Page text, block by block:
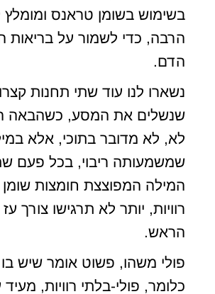
בשימוש בשומן טראנס ומומלץ
הרבה, כדי לשמור על בריאות
הדם.
נשארו לנו עוד שתי תחנות
שנשלים את המסע, כשהבאה
לא, לא מדובר בתוכי, אלא
שמשמעותה ריבוי, בכל פעם
המילה המפוצצת חומצות שומן
רוויות, יותר לא תרגישו צורך
הראש.
פולי משהו, פשוט אומר שיש בו
כלומר, פולי-בלתי רוויות,